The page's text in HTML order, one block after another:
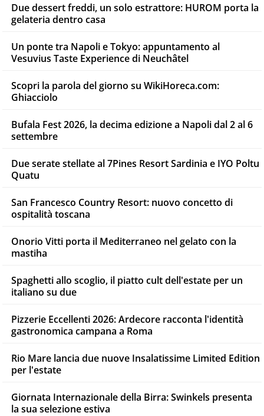
Due dessert freddi, un solo estrattore: HUROM porta la
gelateria dentro casa
Un ponte tra Napoli e Tokyo: appuntamento al
Vesuvius Taste Experience di Neuchâtel
Scopri la parola del giorno su WikiHoreca.com:
Ghiacciolo
Bufala Fest 2026, la decima edizione a Napoli dal 2 al 6
settembre
Due serate stellate al 7Pines Resort Sardinia e IYO Poltu
Quatu
San Francesco Country Resort: nuovo concetto di
ospitalità toscana
Onorio Vitti porta il Mediterraneo nel gelato con la
mastiha
Spaghetti allo scoglio, il piatto cult dell'estate per un
italiano su due
Pizzerie Eccellenti 2026: Ardecore racconta l'identità
gastronomica campana a Roma
Rio Mare lancia due nuove Insalatissime Limited Edition
per l'estate
Giornata Internazionale della Birra: Swinkels presenta
la sua selezione estiva